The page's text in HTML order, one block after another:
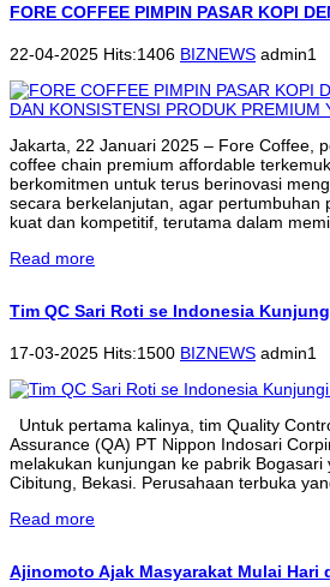
FORE COFFEE PIMPIN PASAR KOPI
22-04-2025 Hits:1406 BIZNEWS admin1
Jakarta, 22 Januari 2025 – Fore Coffee,
coffee chain premium affordable
berkomitmen untuk terus berinovasi
secara berkelanjutan, agar pertumbuhan
kuat dan kompetitif, terutama dalam
Read more
Tim QC Sari Roti se Indonesia
17-03-2025 Hits:1500 BIZNEWS admin1
Untuk pertama kalinya, tim Quality
Assurance (QA) PT Nippon Indosari
melakukan kunjungan ke pabrik Bogasari
Cibitung, Bekasi. Perusahaan terbuka
Read more
Ajinomoto Ajak Masyarakat Mulai Hari